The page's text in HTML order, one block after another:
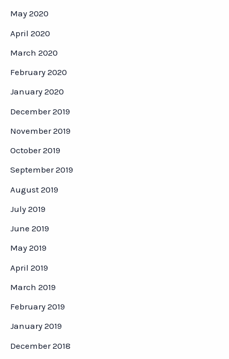
May 2020
April 2020
March 2020
February 2020
January 2020
December 2019
November 2019
October 2019
September 2019
August 2019
July 2019
June 2019
May 2019
April 2019
March 2019
February 2019
January 2019
December 2018